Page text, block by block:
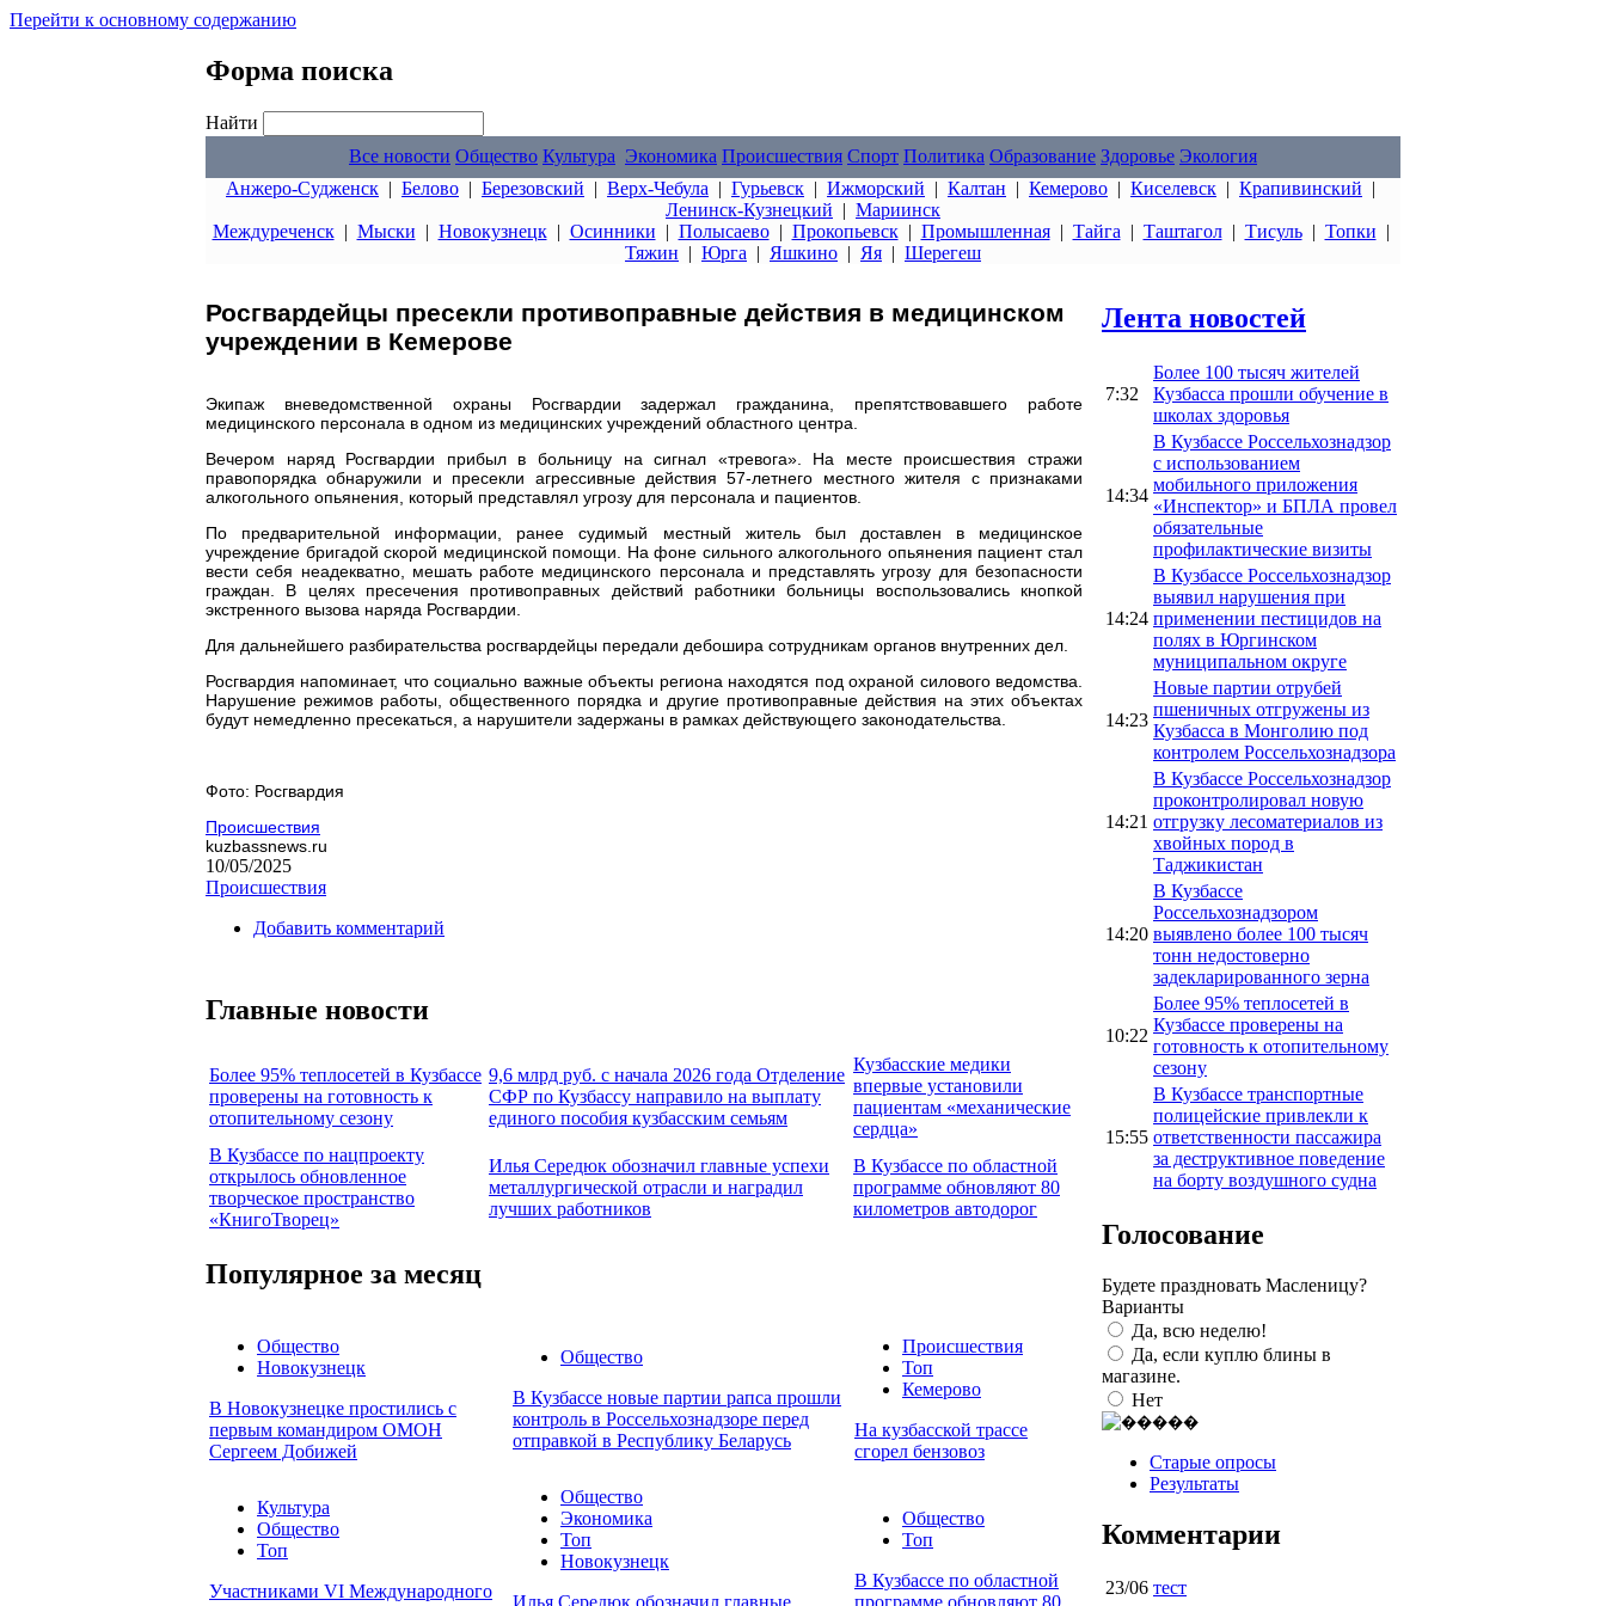
Перейти к основному содержанию
Форма поиска
Найти
Все новости Общество Культура Экономика Происшествия Спорт Политика Образование Здоровье Экология
Анжеро-Судженск | Белово | Березовский | Верх-Чебула | Гурьевск | Ижморский | Калтан | Кемерово | Киселевск | Крапивинский |
Ленинск-Кузнецкий | Мариинск
Междуреченск| Мыски | Новокузнецк| Осинники | Полысаево| Прокопьевск| Промышленная| Тайга | Таштагол| Тисуль| Топки |
Тяжин | Юрга | Яшкино | Яя | Шерегеш
Росгвардейцы пресекли противоправные действия в медицинском
учреждении в Кемерове
Экипаж вневедомственной охраны Росгвардии задержал гражданина, препятствовавшего работе
медицинского персонала в одном из медицинских учреждений областного центра.
Вечером наряд Росгвардии прибыл в больницу на сигнал «тревога». На месте происшествия стражи
правопорядка обнаружили и пресекли агрессивные действия 57-летнего местного жителя с признаками
алкогольного опьянения, который представлял угрозу для персонала и пациентов.
По предварительной информации, ранее судимый местный житель был доставлен в медицинское
учреждение бригадой скорой медицинской помощи. На фоне сильного алкогольного опьянения пациент стал
вести себя неадекватно, мешать работе медицинского персонала и представлять угрозу для безопасности
граждан. В целях пресечения противоправных действий работники больницы воспользовались кнопкой
экстренного вызова наряда Росгвардии.
Для дальнейшего разбирательства росгвардейцы передали дебошира сотрудникам органов внутренних дел.
Росгвардия напоминает, что социально важные объекты региона находятся под охраной силового ведомства.
Нарушение режимов работы, общественного порядка и другие противоправные действия на этих объектах
будут немедленно пресекаться, а нарушители задержаны в рамках действующего законодательства.
Фото: Росгвардия
Происшествия
kuzbassnews.ru
10/05/2025
Происшествия
Добавить комментарий
Главные новости
Более 95% теплосетей в Кузбассе
проверены на готовность к
отопительному сезону
9,6 млрд руб. с начала 2026 года Отделение
СФР по Кузбассу направило на выплату
единого пособия кузбасским семьям
Кузбасские медики
впервые установили
пациентам «механические
сердца»
В Кузбассе по нацпроекту
открылось обновленное
творческое пространство
«КнигоТворец»
Илья Середюк обозначил главные успехи
металлургической отрасли и наградил
лучших работников
В Кузбассе по областной
программе обновляют 80
километров автодорог
Популярное за месяц
Общество
Новокузнецк
В Новокузнецке простились с
первым командиром ОМОН
Сергеем Добижей
Общество
В Кузбассе новые партии рапса прошли
контроль в Россельхознадзоре перед
отправкой в Республику Беларусь
Происшествия
Топ
Кемерово
На кузбасской трассе
сгорел бензовоз
Культура
Общество
Топ
Участниками VI Международного
Общество
Экономика
Топ
Новокузнецк
Общество
Топ
В Кузбассе по областной
Лента новостей
7:32
Более 100 тысяч жителей
Кузбасса прошли обучение в
школах здоровья
14:34
В Кузбассе Россельхознадзор
с использованием
мобильного приложения
«Инспектор» и БПЛА провел
обязательные
профилактические визиты
14:24
В Кузбассе Россельхознадзор
выявил нарушения при
применении пестицидов на
полях в Юргинском
муниципальном округе
14:23
Новые партии отрубей
пшеничных отгружены из
Кузбасса в Монголию под
контролем Россельхознадзора
14:21
В Кузбассе Россельхознадзор
проконтролировал новую
отгрузку лесоматериалов из
хвойных пород в
Таджикистан
14:20
В Кузбассе
Россельхознадзором
выявлено более 100 тысяч
тонн недостоверно
задекларированного зерна
10:22
Более 95% теплосетей в
Кузбассе проверены на
готовность к отопительному
сезону
15:55
В Кузбассе транспортные
полицейские привлекли к
ответственности пассажира
за деструктивное поведение
на борту воздушного судна
Голосование
Будете праздновать Масленицу?
Варианты
Да, всю неделю!
Да, если куплю блины в
магазине.
Нет
Старые опросы
Результаты
Комментарии
23/06 тест